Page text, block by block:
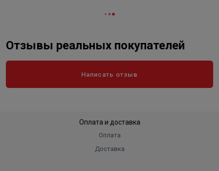
Отзывы реальных покупателей
Написать отзыв
Оплата и доставка
Оплата
Доставка